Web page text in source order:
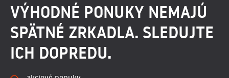
VÝHODNÉ PONUKY NEMAJÚ
SPÄTNÉ ZRKADLA. SLEDUJTE
ICH DOPREDU.